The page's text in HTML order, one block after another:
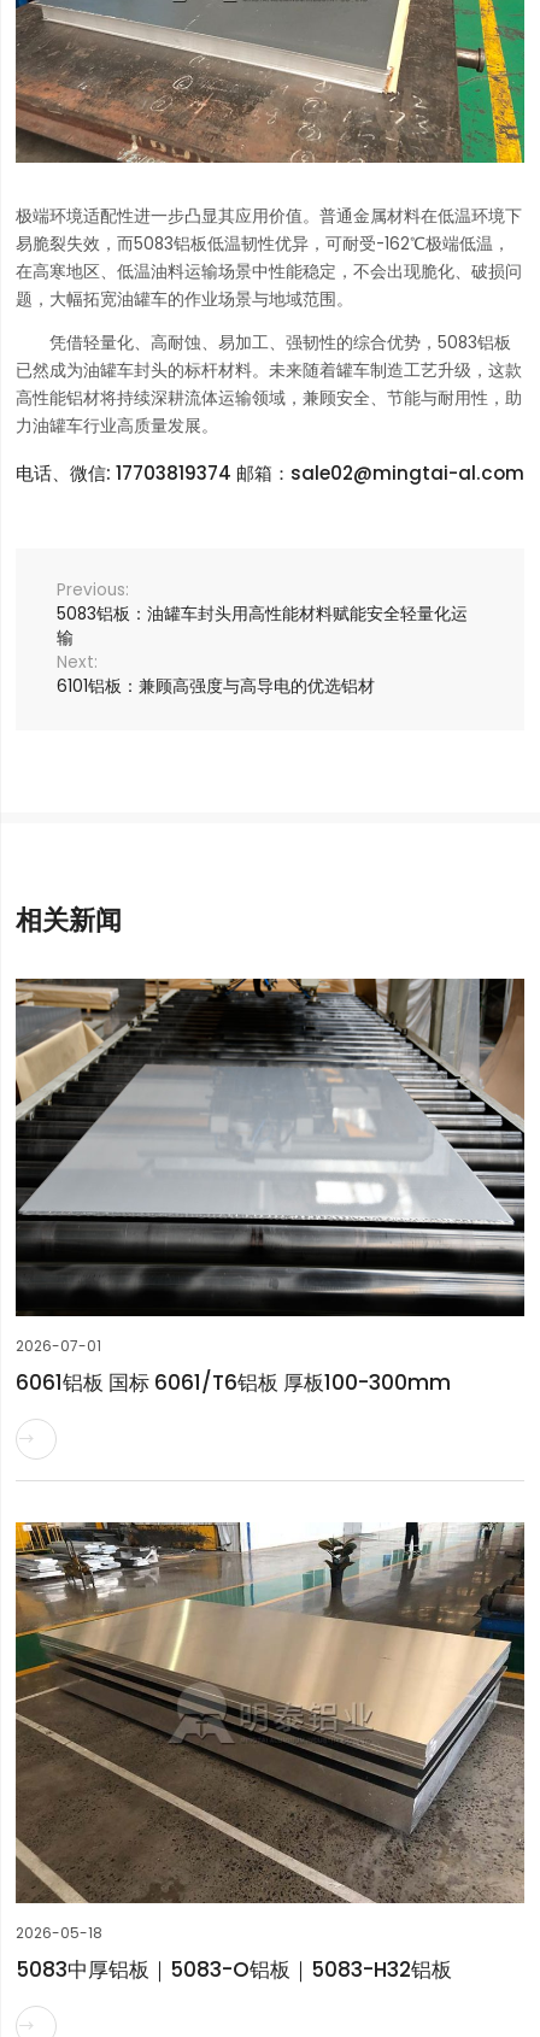
极端环境适配性进一步凸显其应用价值。普通金属材料在低温环境下
易脆裂失效，而5083铝板低温韧性优异，可耐受-162℃极端低温，
在高寒地区、低温油料运输场景中性能稳定，不会出现脆化、破损问
题，大幅拓宽油罐车的作业场景与地域范围。
凭借轻量化、高耐蚀、易加工、强韧性的综合优势，5083铝板
已然成为油罐车封头的标杆材料。未来随着罐车制造工艺升级，这款
高性能铝材将持续深耕流体运输领域，兼顾安全、节能与耐用性，助
力油罐车行业高质量发展。
电话、微信: 17703819374 邮箱：sale02@mingtai-al.com
5083铝板：油罐车封头用高性能材料赋能安全轻量化运
输
6101铝板：兼顾高强度与高导电的优选铝材
相关新闻
2026-07-01
6061铝板 国标 6061/T6铝板 厚板100-300mm

2026-05-18
5083中厚铝板｜5083-O铝板｜5083-H32铝板
